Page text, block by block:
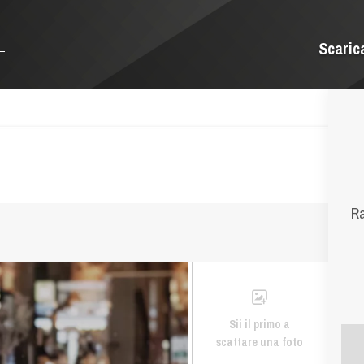
Sii il primo a
scattare una foto